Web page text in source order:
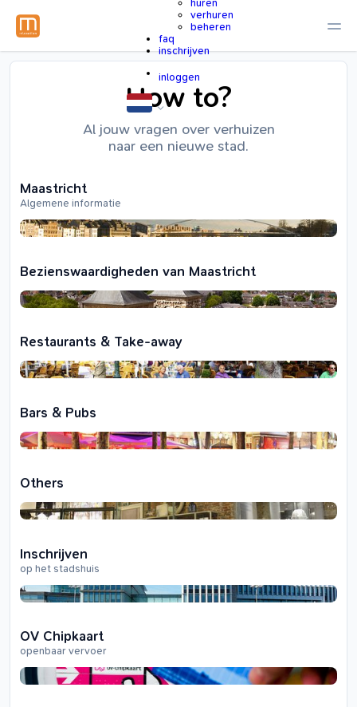
huren
verhuren
beheren
faq
inschrijven
inloggen
How to?
Al jouw vragen over verhuizen
naar een nieuwe stad.
Maastricht
Algemene informatie
Bezienswaardigheden van Maastricht
Restaurants & Take-away
Bars & Pubs
Others
Inschrijven
op het stadshuis
OV Chipkaart
openbaar vervoer